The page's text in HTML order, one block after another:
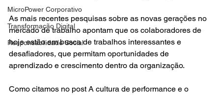
MicroPower Corporativo
Transformação Digital
Responsabilidade Social
As mais recentes pesquisas sobre as novas gerações no
mercado de trabalho apontam que os colaboradores de
hoje estão em busca de trabalhos interessantes e
desafiadores, que permitam oportunidades de
aprendizado e crescimento dentro da organização.
Como citamos no post A cultura de performance e o